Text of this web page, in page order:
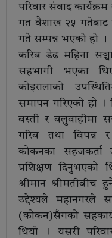
परिवार संवाद
गत वैशाख २५ गतेबाट
गते सम्पन्न भएको हो ।
करिब डेढ महिना
सहभागी भएका
कोइरालाको
समापन गरिएको हो ।
बस्ती र बलुवाहीमा
गरिब तथा विपन्न
कोकनका सहजकर्ता
प्रशिक्षण दिनुभएको
उद्देश्यले महानगरले
(कोकन)सँगको
थियो । यसरी